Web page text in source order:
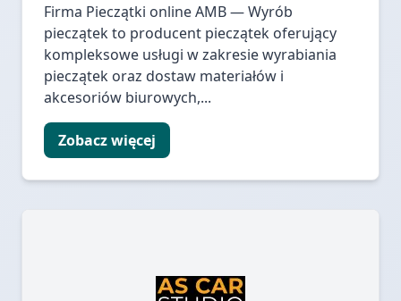
Firma Pieczątki online AMB — Wyrób
pieczątek to producent pieczątek oferujący
kompleksowe usługi w zakresie wyrabiania
pieczątek oraz dostaw materiałów i
akcesoriów biurowych,...
Zobacz więcej